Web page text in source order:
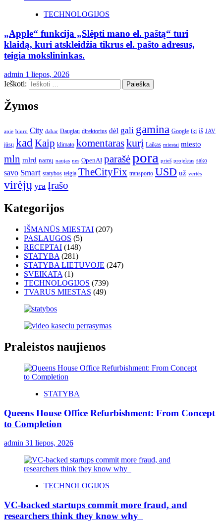
TECHNOLOGIJOS
„Apple“ funkcija „Slėpti mano el. paštą“ turi
klaidą, kuri atskleidžia tikrus el. pašto adresus,
teigia mokslininkas.
admin 1 liepos, 2026
Ieškoti:
Žymos
apie biuro City dabar Daugiau direktorius dėl gali gamina Google iki iš JAV
jūsų kad Kaip klimato komentaraskurį Laikas miestai miesto
mln mlrd namų naujas nes OpenAI parašėpora prieš projektas sako
savo Smart statybos teigia TheCityFix transporto USD už vertės
virėjų yra Įrašo
Kategorijos
IŠMANŪS MIESTAI (207)
PASLAUGOS (5)
RECEPTAI (148)
STATYBA (281)
STATYBA LIETUVOJE (247)
SVEIKATA (1)
TECHNOLOGIJOS (739)
TVARUS MIESTAS (49)
Praleistos naujienos
STATYBA
Queens House Office Refurbishment: From Concept
to Completion
admin 31 liepos, 2026
TECHNOLOGIJOS
VC-backed startups commit more fraud, and
researchers think they know why